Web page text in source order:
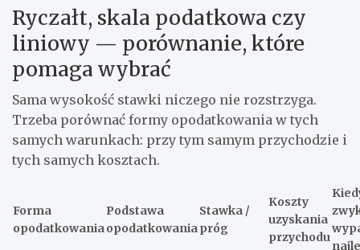
Ryczałt, skala podatkowa czy
liniowy — porównanie, które
pomaga wybrać
Sama wysokość stawki niczego nie rozstrzyga.
Trzeba porównać formy opodatkowania w tych
samych warunkach: przy tym samym przychodzie i
tych samych kosztach.
Forma
opodatkowania
Podstawa
opodatkowania
Stawka /
próg
Koszty
uzyskania
przychodu